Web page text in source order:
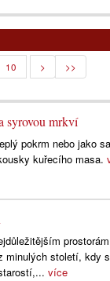
10 > >>
syrovou mrkví
pokrm nebo jako
kuřecího masa.
minulých století, kdy
více